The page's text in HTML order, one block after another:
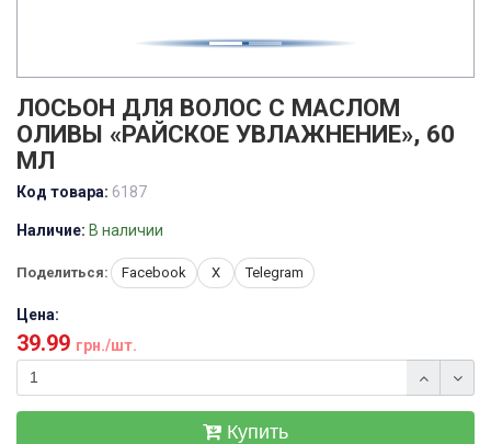
ЛОСЬОН ДЛЯ ВОЛОС С МАСЛОМ
ОЛИВЫ «РАЙСКОЕ УВЛАЖНЕНИЕ», 60
МЛ
Код товара: 6187
Наличие: В наличии
Поделиться: Facebook X Telegram
Цена:
39.99 грн./шт.
Купить